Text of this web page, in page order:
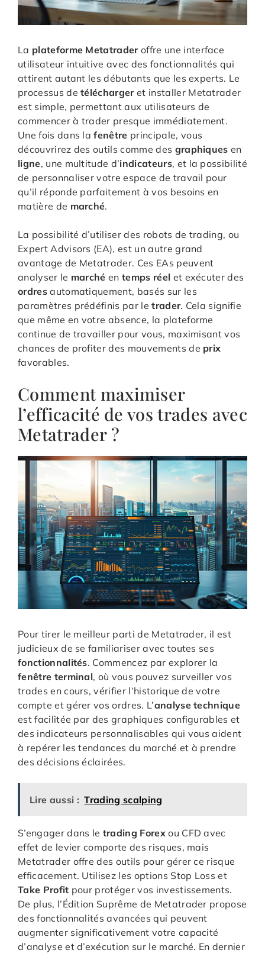
La plateforme Metatraderoffre une interface
utilisateur intuitive avec des fonctionnalités qui
attirent autant les débutants que les experts. Le
processus detéléchargeret installer Metatrader
est simple, permettant aux utilisateurs de
commencer à trader presque immédiatement.
Une fois dans lafenêtre principale, vous
découvrirez des outils comme des graphiques en
ligne, une multitude d’indicateurs, et la possibilité
de personnaliser votre espace de travail pour
qu’il réponde parfaitement à vos besoins en
matière de marché.
La possibilité d’utiliser des robots de trading, ou
Expert Advisors (EA), est un autre grand
avantage de Metatrader. Ces EAs peuvent
analyser le marché entemps réel et exécuter des
ordresautomatiquement, basés sur les
paramètres prédéfinis par letrader. Cela signifie
que même en votre absence, la plateforme
continue de travailler pour vous, maximisant vos
chances de profiter des mouvements de prix
favorables.
Comment maximiser
l’efficacité de vos trades avec
Metatrader ?
Pour tirer le meilleur parti de Metatrader, il est
judicieux de se familiariser avec toutes ses
fonctionnalités. Commencez par explorer la
fenêtre terminal, où vous pouvez surveiller vos
trades en cours, vérifier l’historique de votre
compte et gérer vos ordres. L’analyse technique
est facilitée par des graphiques configurables et
des indicateurs personnalisables qui vous aident
à repérer les tendances du marché et à prendre
des décisions éclairées.
Lire aussi : Trading scalping
S’engager dans le trading Forexou CFD avec
effet de levier comporte des risques, mais
Metatrader offre des outils pour gérer ce risque
efficacement. Utilisez les options Stop Loss et
Take Profit pour protéger vos investissements.
De plus, l’Édition Suprême de Metatrader propose
des fonctionnalités avancées qui peuvent
augmenter significativement votre capacité
d’analyse et d’exécution sur le marché. En dernier